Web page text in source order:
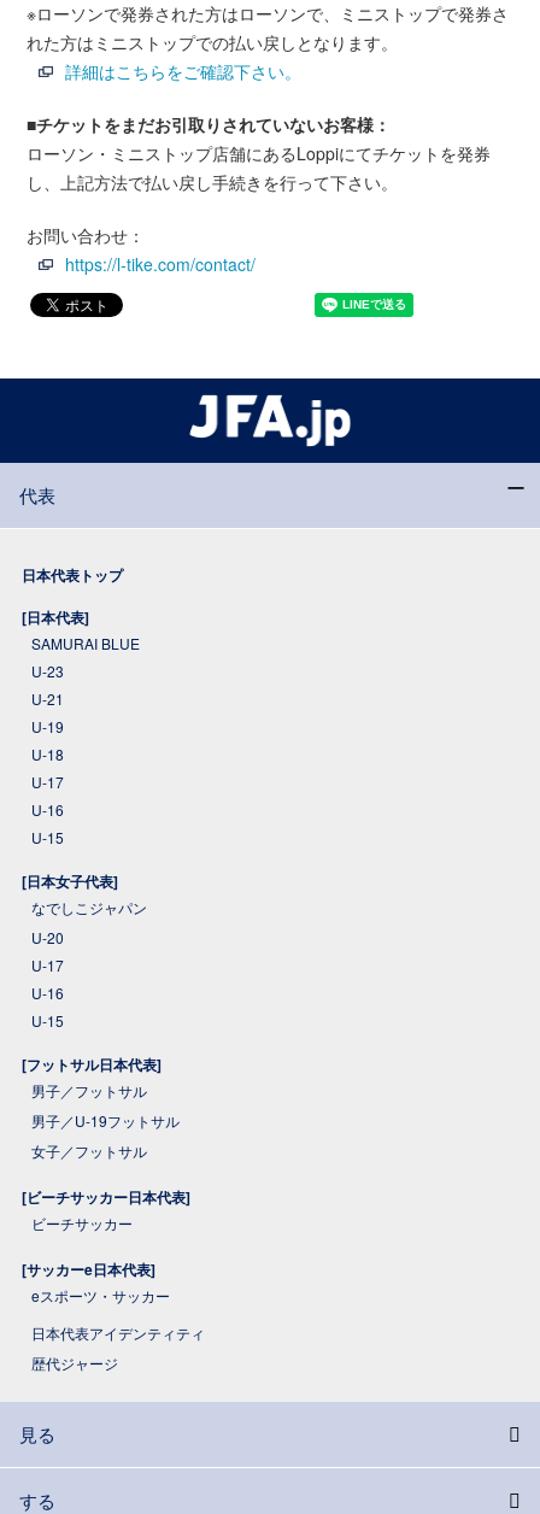
※ローソンで発券された方はローソンで、ミニストップで発券さ
れた方はミニストップでの払い戻しとなります。
詳細はこちらをご確認下さい。
■チケットをまだお引取りされていないお客様：
ローソン・ミニストップ店舗にあるLoppiにてチケットを発券
し、上記方法で払い戻し手続きを行って下さい。
お問い合わせ：
https://l-tike.com/contact/
代表
日本代表トップ
[日本代表]
SAMURAI BLUE
U-23
U-21
U-19
U-18
U-17
U-16
U-15
[日本女子代表]
なでしこジャパン
U-20
U-17
U-16
U-15
[フットサル日本代表]
男子／フットサル
男子／U-19フットサル
女子／フットサル
[ビーチサッカー日本代表]
ビーチサッカー
[サッカーe日本代表]
eスポーツ・サッカー
日本代表アイデンティティ
歴代ジャージ
見る
する